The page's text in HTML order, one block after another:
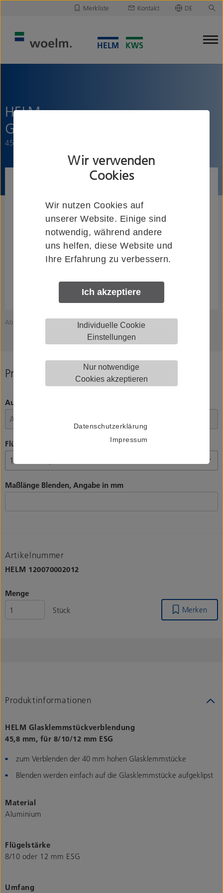
Wir verwenden
Cookies
Wir nutzen Cookies auf
unserer Website. Einige sind
notwendig, während andere
uns helfen, diese Website und
Ihre Erfahrung zu verbessern.
Ich akzeptiere
Individuelle Cookie
Einstellungen
Nur notwendige
Cookies akzeptieren
Datenschutzerklärung
Impressum
Merkliste Kontakt DE
HELM
Glasklemmstückverblendung
45,8 mm, für 8/10/12 mm ESG
Abbildung zeigt HELM 120070002014
Produkt konfigurieren
Ausführung
Flügelstärke, Flügelbreite
Maßlänge Blenden, Angabe in mm
Artikelnummer
HELM 120070002012
Menge
Stück
Merken
Produktinformationen
HELM Glasklemmstückverblendung
45,8 mm, für 8/10/12 mm ESG
zum Verblenden der 40 mm hohen Glasklemmstücke
Blenden werden einfach auf die Glasklemmstücke aufgeklipst
Material
Aluminium
Flügelstärke
8/10 oder 12 mm ESG
Umfang